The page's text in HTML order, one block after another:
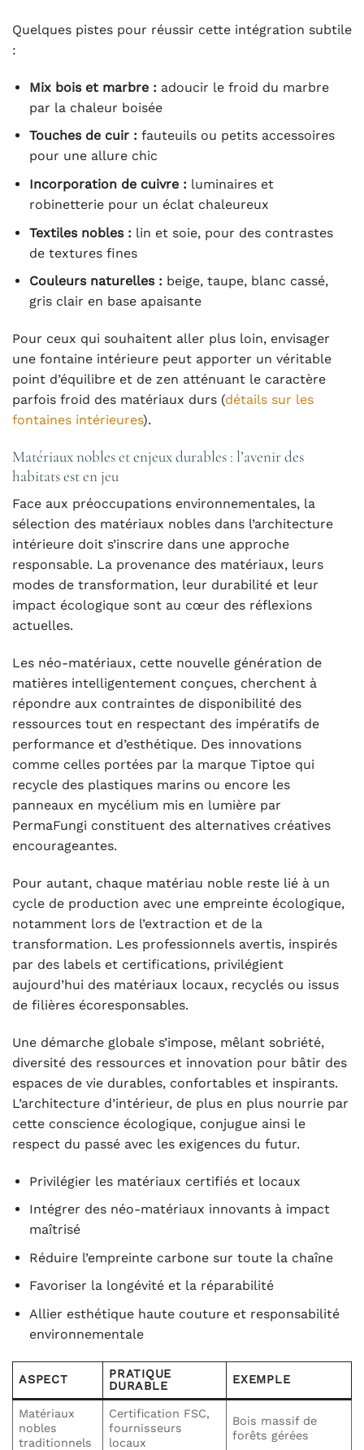
Quelques pistes pour réussir cette intégration subtile
:
Mix bois et marbre : adoucir le froid du marbre
par la chaleur boisée
Touches de cuir : fauteuils ou petits accessoires
pour une allure chic
Incorporation de cuivre : luminaires et
robinetterie pour un éclat chaleureux
Textiles nobles : lin et soie, pour des contrastes
de textures fines
Couleurs naturelles : beige, taupe, blanc cassé,
gris clair en base apaisante
Pour ceux qui souhaitent aller plus loin, envisager
une fontaine intérieure peut apporter un véritable
point d’équilibre et de zen atténuant le caractère
parfois froid des matériaux durs (détails sur les
fontaines intérieures).
Matériaux nobles et enjeux durables : l’avenir des
habitats est en jeu
Face aux préoccupations environnementales, la
sélection des matériaux nobles dans l’architecture
intérieure doit s’inscrire dans une approche
responsable. La provenance des matériaux, leurs
modes de transformation, leur durabilité et leur
impact écologique sont au cœur des réflexions
actuelles.
Les néo-matériaux, cette nouvelle génération de
matières intelligentement conçues, cherchent à
répondre aux contraintes de disponibilité des
ressources tout en respectant des impératifs de
performance et d’esthétique. Des innovations
comme celles portées par la marque Tiptoe qui
recycle des plastiques marins ou encore les
panneaux en mycélium mis en lumière par
PermaFungi constituent des alternatives créatives
encourageantes.
Pour autant, chaque matériau noble reste lié à un
cycle de production avec une empreinte écologique,
notamment lors de l’extraction et de la
transformation. Les professionnels avertis, inspirés
par des labels et certifications, privilégient
aujourd’hui des matériaux locaux, recyclés ou issus
de filières écoresponsables.
Une démarche globale s’impose, mêlant sobriété,
diversité des ressources et innovation pour bâtir des
espaces de vie durables, confortables et inspirants.
L’architecture d’intérieur, de plus en plus nourrie par
cette conscience écologique, conjugue ainsi le
respect du passé avec les exigences du futur.
Privilégier les matériaux certifiés et locaux
Intégrer des néo-matériaux innovants à impact
maîtrisé
Réduire l’empreinte carbone sur toute la chaîne
Favoriser la longévité et la réparabilité
Allier esthétique haute couture et responsabilité
environnementale
ASPECT
PRATIQUE
DURABLE
EXEMPLE
Matériaux
nobles
traditionnels
Certification FSC,
fournisseurs
locaux
Bois massif de
forêts gérées